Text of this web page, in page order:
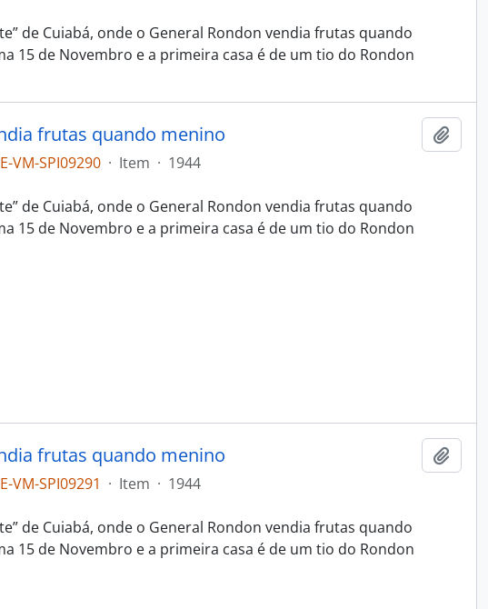
de Cuiabá, onde o General Rondon vendia frutas quando
15 de Novembro e a primeira casa é de um tio do Rondon
frutas quando menino
VM-SPI09290 · Item · 1944
de Cuiabá, onde o General Rondon vendia frutas quando
15 de Novembro e a primeira casa é de um tio do Rondon
frutas quando menino
VM-SPI09291 · Item · 1944
de Cuiabá, onde o General Rondon vendia frutas quando
15 de Novembro e a primeira casa é de um tio do Rondon